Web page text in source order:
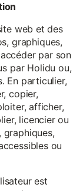
web et des
graphiques,
par son
par Holidu ou,
En particulier,
copier,
afficher,
licencier ou
ou
est